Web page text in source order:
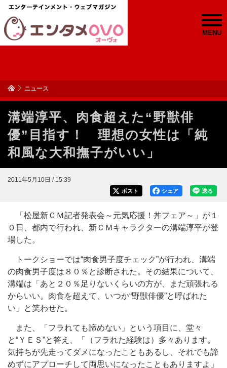
MENU
ニュース
溝端淳平、肉食超えた“野獣俳
優”目指す！ 理想の女性は「純
和風な大和撫子がいい」
2011年5月10日 / 15:39
送る
シェア
ポスト
「松屋新ＣＭ記者発表会～元気応援！丼フェア～」が１
０日、都内で行われ、新ＣＭキャラクターの溝端淳平が登
場した。
トークショーでは“肉食男子度チェック”が行われ、溝端
の肉食男子度は８０％と診断された。その結果について、
溝端は「あと２０％足りないくらいの方が、まだ頑張れる
からいい。肉食を超えて、いつか“野獣俳優”と呼ばれた
い」と笑わせた。
また、「フラれても諦めない」という項目に、堂々
と“ＹＥＳ”と答え、「（フラれた経験は）多々あります。
気持ちが先走ってダメになったこともあるし、それでも諦
めずにアプローチして両思いになったこともありますよ」